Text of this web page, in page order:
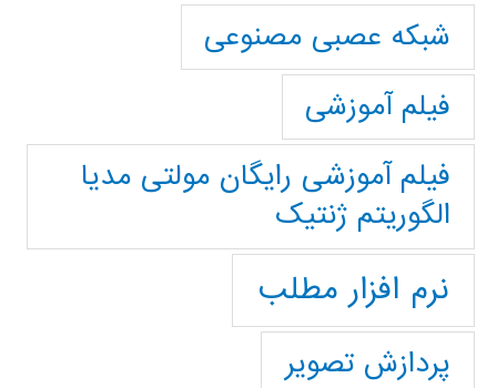
شبکه عصبی مصنوعی
فیلم آموزشی
فیلم آموزشی رایگان مولتی مدیا
الگوریتم ژنتیک
نرم افزار مطلب
پردازش تصویر